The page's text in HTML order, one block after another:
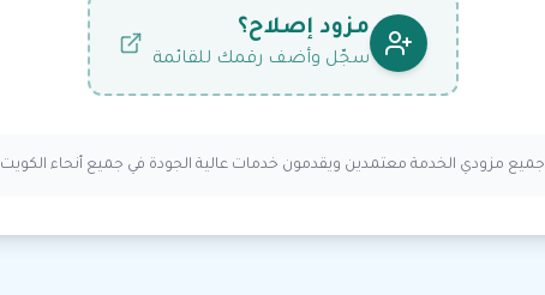
مزود إصلاح؟
سجّل وأضف رقمك للقائمة
جميع مزودي الخدمة معتمدين ويقدمون خدمات عالية الجودة في جميع أنحاء الكويت